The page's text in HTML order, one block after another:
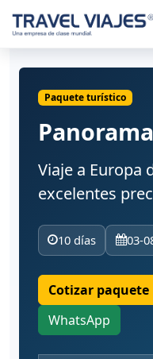
Paquete turístico
Viaje a Europa
excelentes
10 días 03-
Cotizar paquete
WhatsApp